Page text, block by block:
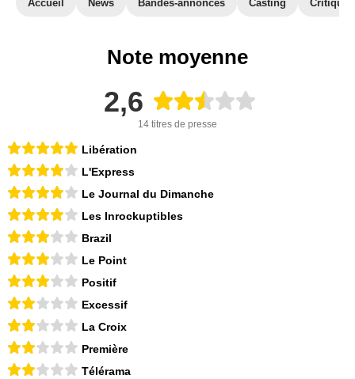
Accueil News Bandes-annonces Casting
Note moyenne
2,6
14 titres de presse
Libération
L'Express
Le Journal du Dimanche
Les Inrockuptibles
Brazil
Le Point
Positif
Excessif
La Croix
Première
Télérama